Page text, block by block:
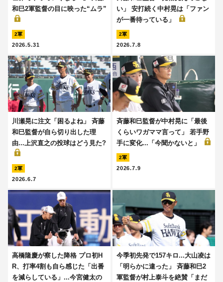
和巳2軍監督の目に映った“ムラ”
2軍
2026.5.31
い」 安打続く中村晃は「ファン
が一番待っている」
2軍
2026.7.8
川瀬晃に注文「困るよね」 斉藤
和巳監督が自ら切り出した理
由...上沢直之の投球はどう見た?
2軍
2026.6.7
斉藤和巳監督が中村晃に「最後
くらいワガママ言って」 若手野
手に変化...「今聞かないと」
2軍
2026.7.9
高橋隆慶が察した降格 プロ初H
R、打率4割も自ら感じた「出番
を減らしている」...今宮健太の
今季初先発で157キロ...大山凌は
「明らかに違った」 斉藤和巳2
軍監督が村上泰斗を絶賛「まだ